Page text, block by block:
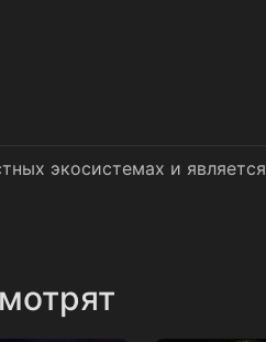
экосистемах и является